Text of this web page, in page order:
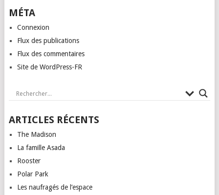
MÉTA
Connexion
Flux des publications
Flux des commentaires
Site de WordPress-FR
ARTICLES RÉCENTS
The Madison
La famille Asada
Rooster
Polar Park
Les naufragés de l’espace